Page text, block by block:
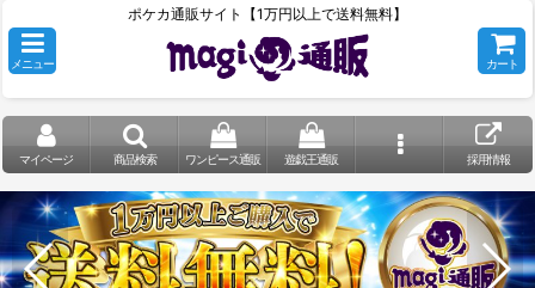
ポケカ通販サイト【1万円以上で送料無料】
メニュー カート
マイページ 商品検索 ワンピース通販 遊戯王通販 採用情報